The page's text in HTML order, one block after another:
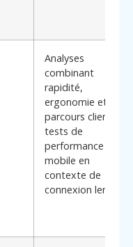
Analyses
combinant
rapidité,
ergonomie et
parcours client,
tests de
performance
mobile en
contexte de
connexion lente